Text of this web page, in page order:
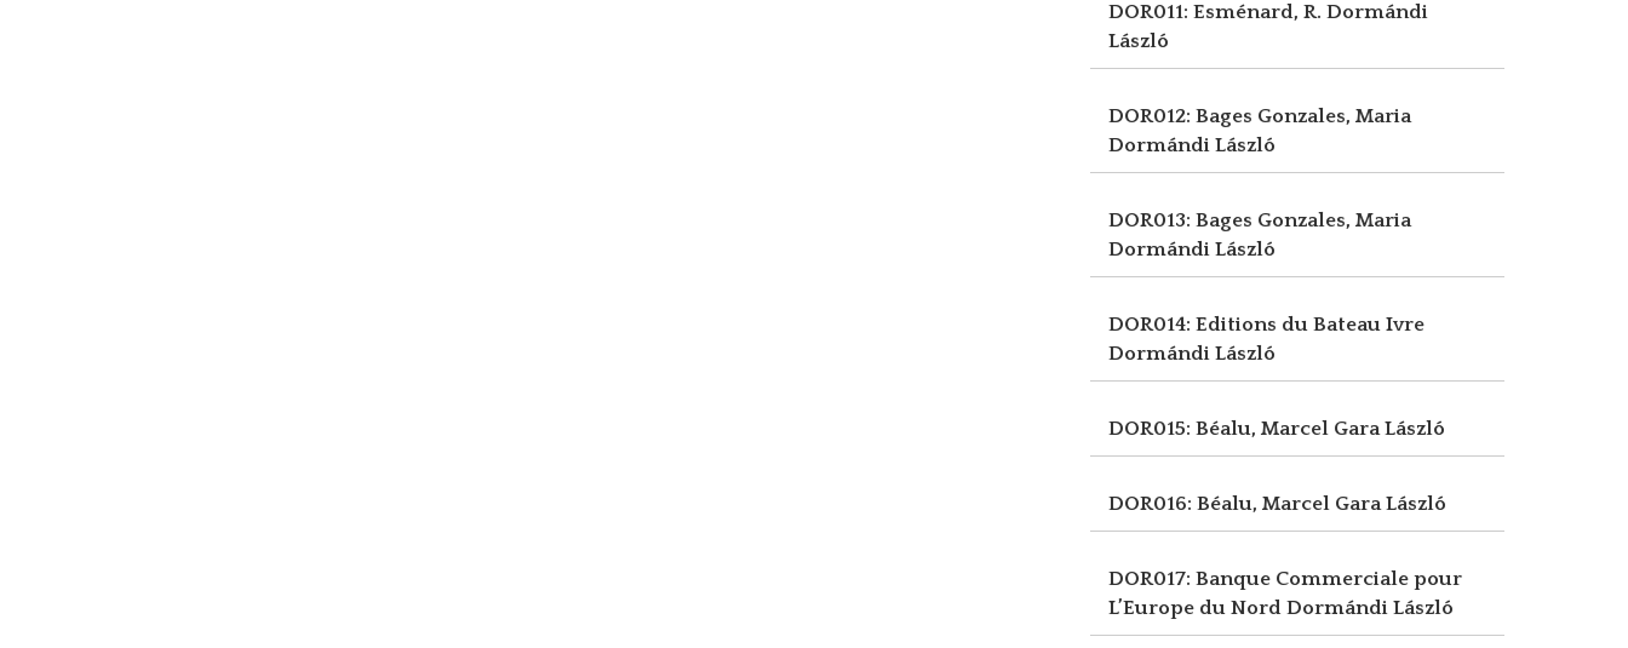
DOR011: Esménard, R. Dormándi
László
DOR012: Bages Gonzales, Maria
Dormándi László
DOR013: Bages Gonzales, Maria
Dormándi László
DOR014: Editions du Bateau Ivre
Dormándi László
DOR015: Béalu, Marcel Gara László
DOR016: Béalu, Marcel Gara László
DOR017: Banque Commerciale pour
L’Europe du Nord Dormándi László